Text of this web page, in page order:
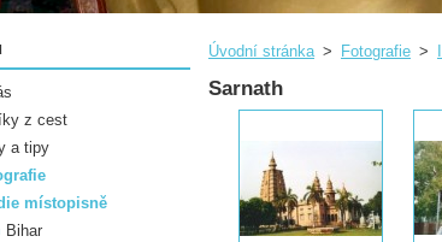
Úvodní stránka > Fotografie >
Sarnath
z cest
a tipy
místopisně
Bihar